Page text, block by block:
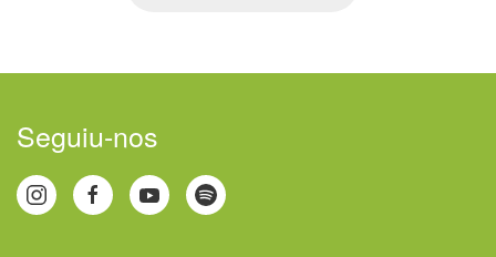
Seguiu-nos